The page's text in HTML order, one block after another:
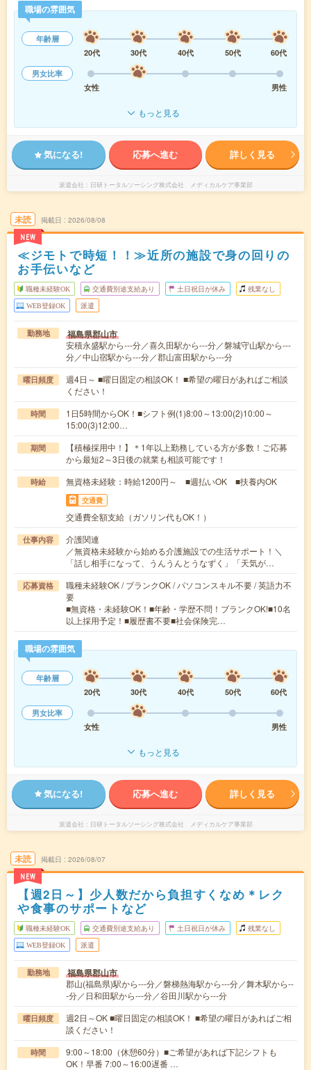
職場の雰囲気
年齢層
20代
30代 40代 50代
60代
男女比率
女性
男性
もっと見る
気になる! 応募へ進む 詳しく見る
派遣会社 日研トータルソーシング株式会社 メディカルケア事業部
未読
NEW
掲載日 2026/08/08
≪ジモトで時短！！≫近所の施設で身の回りの
お手伝いなど
職種未経験OK 交通費別途支給あり 土日祝日が休み 残業なし
WEB登録OK 派遣
勤務地 福島県郡山市
安積永盛駅から---分／喜久田駅から---分／磐城守山駅から---
分／中山宿駅から---分／郡山富田駅から---分
曜日頻度
週4日～ ■曜日固定の相談OK！ ■希望の曜日があればご相談
ください！
時間
1日5時間からOK！■シフト例(1)8:00～13:00(2)10:00～
15:00(3)12:00…
期間
【積極採用中！】＊1年以上勤務している方が多数！ご応募
から最短2～3日後の就業も相談可能です！
時給 無資格未経験：時給1200円～ ■週払いOK ■扶養内OK
交通費
交通費全額支給（ガソリン代もOK！）
仕事内容
介護関連
／無資格未経験から始める介護施設での生活サポート！＼
「話し相手になって、うんうんとうなずく」「天気が…
応募資格
職種未経験OK / ブランクOK / パソコンスキル不要 / 英語力不
要
■無資格・未経験OK！■年齢・学歴不問！ブランクOK!■10名
以上採用予定！■履歴書不要■社会保険完…
職場の雰囲気
年齢層
20代
30代 40代 50代
60代
男女比率
女性
男性
もっと見る
気になる! 応募へ進む 詳しく見る
派遣会社 日研トータルソーシング株式会社 メディカルケア事業部
未読
NEW
掲載日 2026/08/07
【週2日～】少人数だから負担すくなめ＊レク
や食事のサポートなど
職種未経験OK 交通費別途支給あり 土日祝日が休み 残業なし
WEB登録OK 派遣
勤務地 福島県郡山市
郡山(福島県)駅から---分／磐梯熱海駅から---分／舞木駅から--
-分／日和田駅から---分／谷田川駅から---分
曜日頻度
週2日～OK ■曜日固定の相談OK！ ■希望の曜日があればご相
談ください！
時間
9:00～18:00（休憩60分）■ご希望があれば下記シフトも
OK！早番 7:00～16:00遅番 …